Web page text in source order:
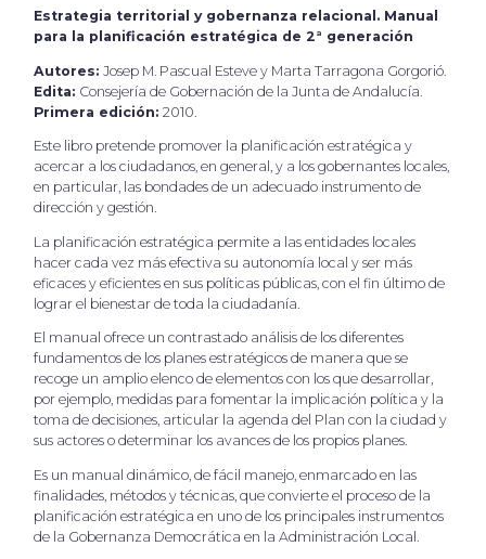
Estrategia territorial y gobernanza relacional. Manual
para la planificación estratégica de 2ª generación
Autores: Josep M. Pascual Esteve y Marta Tarragona Gorgorió.
Edita: Consejería de Gobernación de la Junta de Andalucía.
Primera edición: 2010.
Este libro pretende promover la planificación estratégica y
acercar a los ciudadanos, en general, y a los gobernantes locales,
en particular, las bondades de un adecuado instrumento de
dirección y gestión.
La planificación estratégica permite a las entidades locales
hacer cada vez más efectiva su autonomía local y ser más
eficaces y eficientes en sus políticas públicas, con el fin último de
lograr el bienestar de toda la ciudadanía.
El manual ofrece un contrastado análisis de los diferentes
fundamentos de los planes estratégicos de manera que se
recoge un amplio elenco de elementos con los que desarrollar,
por ejemplo, medidas para fomentar la implicación política y la
toma de decisiones, articular la agenda del Plan con la ciudad y
sus actores o determinar los avances de los propios planes.
Es un manual dinámico, de fácil manejo, enmarcado en las
finalidades, métodos y técnicas, que convierte el proceso de la
planificación estratégica en uno de los principales instrumentos
de la Gobernanza Democrática en la Administración Local.